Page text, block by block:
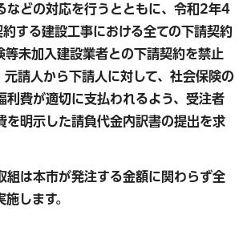
などの対応を行うとともに、令和2年4
する建設工事における全ての下請契約
等未加入建設業者との下請契約を禁止
元請人から下請人に対して、社会保険の
利費が適切に支払われるよう、受注者
を明示した請負代金内訳書の提出を求
組は本市が発注する金額に関わらず全
します。